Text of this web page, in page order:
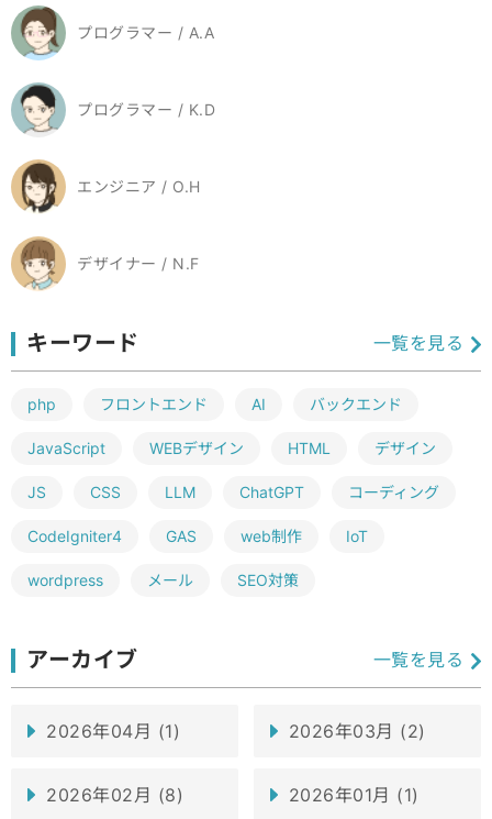
プログラマー / A.A
プログラマー / K.D
エンジニア / O.H
デザイナー / N.F
キーワード
php フロントエンド AI バックエンド
JavaScript WEBデザイン HTML デザイン
JS CSS LLM ChatGPT コーディング
CodeIgniter4 GAS web制作 IoT
wordpress メール SEO対策
一覧を見る
アーカイブ
2026年04月 (1) 2026年03月 (2)
2026年02月 (8) 2026年01月 (1)
一覧を見る